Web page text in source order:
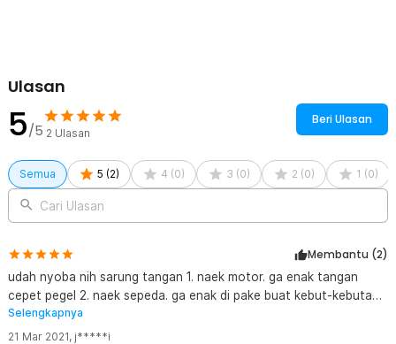
Kelengkapan Produk
Rincian yang Anda dapatkan untuk pembelian produk ini:
1 x Pasang THEYANCHI Sarung Tangan Olahraga Touchscreen
Ulasan
5/5 2 Ulasan
Beri Ulasan
Semua 5 (2) 4 (0) 3 (0) 2 (0) 1 (0)
Cari Ulasan
Membantu (2)
udah nyoba nih sarung tangan 1. naek motor. ga enak tangan
cepet pegel 2. naek sepeda. ga enak di pake buat kebut-kebutan,
tangan cepet pegel. kalau gowes santai masih enak ini ukuran XL
tapi masih berasa kecil buat saya. jari mentok adalah alasan cepet
Selengkapnya
21 Mar 2021, j*****i